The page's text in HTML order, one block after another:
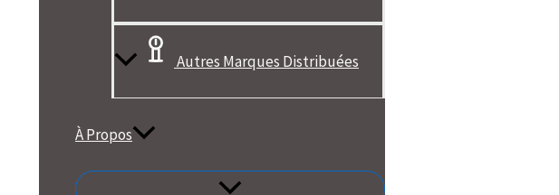
Autres Marques Distribuées
À Propos